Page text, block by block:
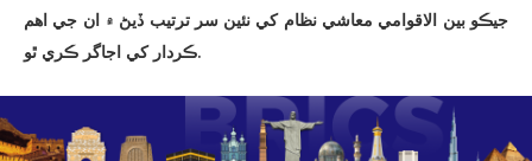
جيڪو بين الاقوامي معاشي نظام کي نئين سر ترتيب ڏيڻ ۾ ان جي اهم
ڪردار کي اجاگر ڪري ٿو.